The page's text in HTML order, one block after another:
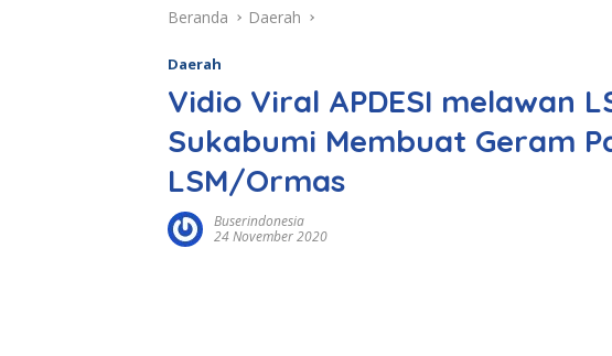
Beranda Daerah
Daerah
Vidio Viral APDESI melawan
Sukabumi Membuat Geram
LSM/Ormas
Buserindonesia
24 November 2020